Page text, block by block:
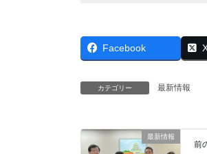
Facebook
カテゴリー 最新情報
最新情報
前